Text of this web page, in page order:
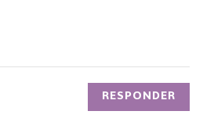
RESPONDER